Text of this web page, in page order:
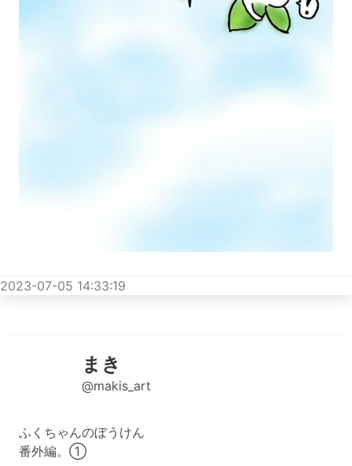
2023-07-05 14:33:19
まき
@makis_art
ふくちゃんのぼうけん
番外編。①